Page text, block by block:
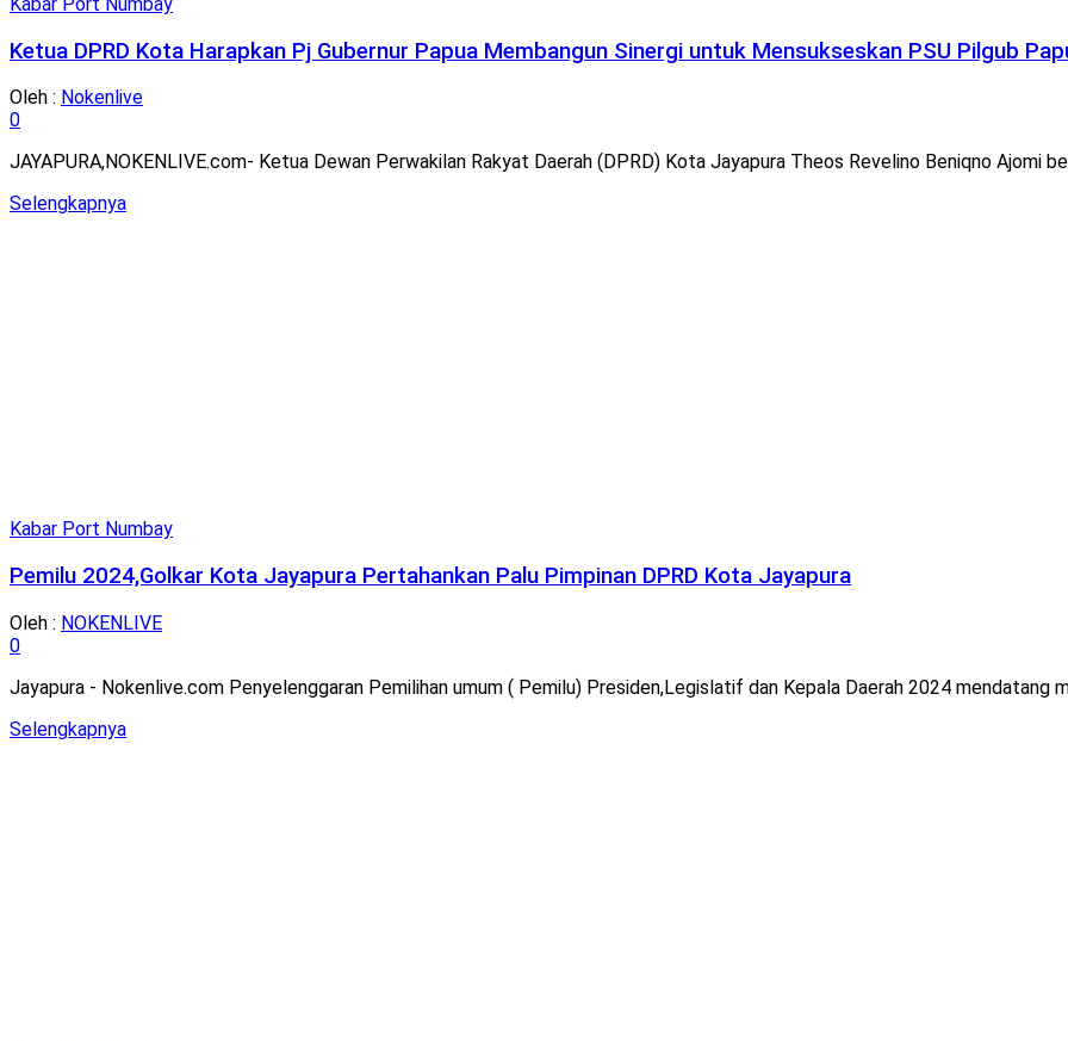
Ketua DPRD Kota Harapkan Pj Gubernur Papua Membangun Sinergi untuk Mensukseskan PSU Pilgub
Oleh : Nokenlive
0
JAYAPURA,NOKENLIVE.com- Ketua Dewan Perwakilan Rakyat Daerah (DPRD) Kota Jayapura Theos Revelino Beniqno Ajomi
SelengkapnyaDetails
Kabar Port Numbay
Pemilu 2024,Golkar Kota Jayapura Pertahankan Palu Pimpinan DPRD Kota Jayapura
Oleh : NOKENLIVE
0
Jayapura - Nokenlive.com Penyelenggaran Pemilihan umum ( Pemilu) Presiden,Legislatif dan Kepala Daerah 2024 mendatang
SelengkapnyaDetails